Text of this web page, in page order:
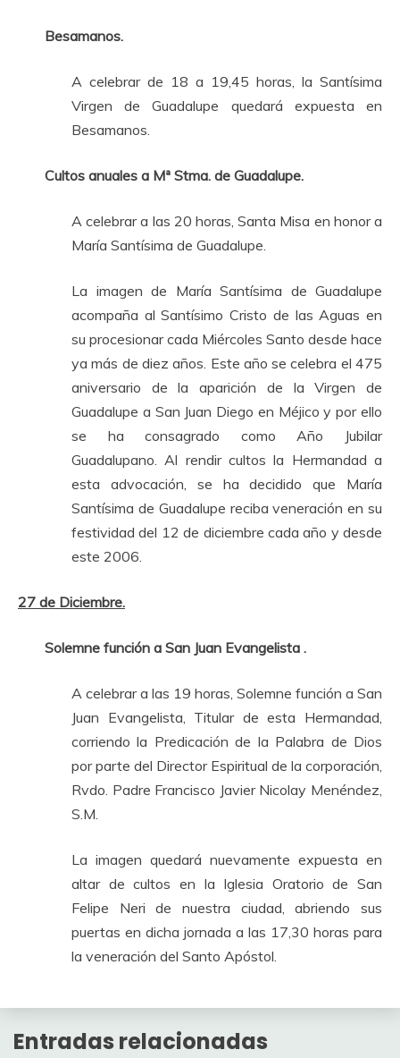
Besamanos.
A celebrar de 18 a 19,45 horas, la Santísima
Virgen de Guadalupe quedará expuesta en
Besamanos.
Cultos anuales a Mª Stma. de Guadalupe.
A celebrar a las 20 horas, Santa Misa en honor a
María Santísima de Guadalupe.
La imagen de María Santísima de Guadalupe
acompaña al Santísimo Cristo de las Aguas en
su procesionar cada Miércoles Santo desde hace
ya más de diez años. Este año se celebra el 475
aniversario de la aparición de la Virgen de
Guadalupe a San Juan Diego en Méjico y por ello
se ha consagrado como Año Jubilar
Guadalupano. Al rendir cultos la Hermandad a
esta advocación, se ha decidido que María
Santísima de Guadalupe reciba veneración en su
festividad del 12 de diciembre cada año y desde
este 2006.
27 de Diciembre.
Solemne función a San Juan Evangelista .
A celebrar a las 19 horas, Solemne función a San
Juan Evangelista, Titular de esta Hermandad,
corriendo la Predicación de la Palabra de Dios
por parte del Director Espiritual de la corporación,
Rvdo. Padre Francisco Javier Nicolay Menéndez,
S.M.
La imagen quedará nuevamente expuesta en
altar de cultos en la Iglesia Oratorio de San
Felipe Neri de nuestra ciudad, abriendo sus
puertas en dicha jornada a las 17,30 horas para
la veneración del Santo Apóstol.
Entradas relacionadas